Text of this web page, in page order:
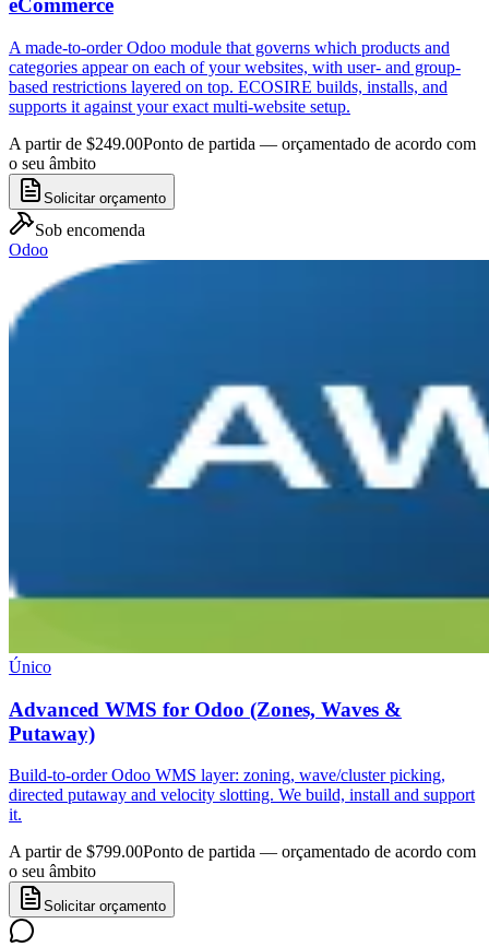
eCommerce
A made-to-order Odoo module that governs which products and
categories appear on each of your websites, with user- and group-
based restrictions layered on top. ECOSIRE builds, installs, and
supports it against your exact multi-website setup.
A partir de $249.00Ponto de partida — orçamentado de acordo com
o seu âmbito
Solicitar orçamento
Sob encomenda
Odoo
Único
Advanced WMS for Odoo (Zones, Waves &
Putaway)
Build-to-order Odoo WMS layer: zoning, wave/cluster picking,
directed putaway and velocity slotting. We build, install and support
it.
A partir de $799.00Ponto de partida — orçamentado de acordo com
o seu âmbito
Solicitar orçamento